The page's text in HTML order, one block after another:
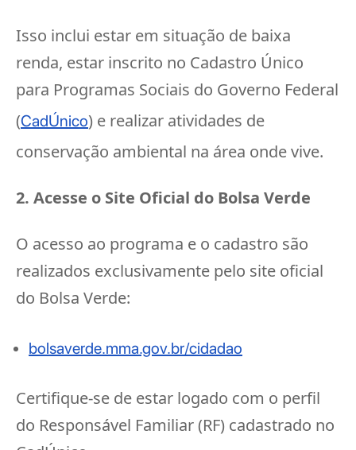
Isso inclui estar em situação de baixa
renda, estar inscrito no Cadastro Único
para Programas Sociais do Governo Federal
(CadÚnico) e realizar atividades de
conservação ambiental na área onde vive.
2. Acesse o Site Oficial do Bolsa Verde
O acesso ao programa e o cadastro são
realizados exclusivamente pelo site oficial
do Bolsa Verde:
bolsaverde.mma.gov.br/cidadao
Certifique-se de estar logado com o perfil
do Responsável Familiar (RF) cadastrado no